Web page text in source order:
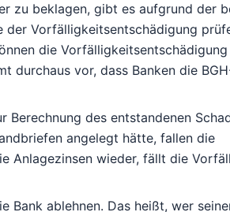
zu beklagen, gibt es aufgrund der
Vorfälligkeitsentschädigung
die
durchaus vor, dass Banken die
des entstandenen
angelegt hätte, fallen die
Anlagezinsen wieder, fällt die
Bank ablehnen. Das heißt, wer